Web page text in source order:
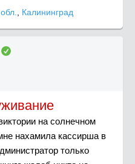
Калининград
на солнечном
нахамила кассирша в
только